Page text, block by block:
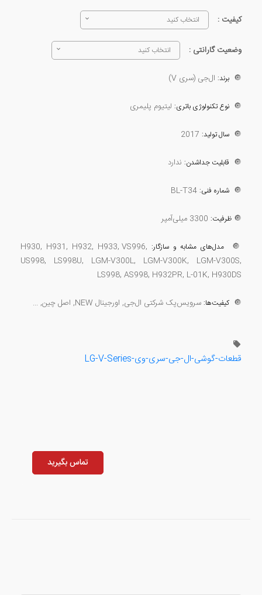
کیفیت : انتخاب کنید
وضعیت گارانتی : انتخاب کنید
🔘 برند: ال‌جی (سری V)
🔘 نوع تکنولوژی باتری: لیتیوم پلیمری
🔘 سال تولید:
🔘 قابلیت جداشدن: ندارد
🔘 شماره فنی:
🔘 ظرفیت:
🔘مدل‌های مشابه و سازگار: H930, H931, H932, H933, VS996,
US998, LS998U, LGM-V300L, LGM-V300K, LGM-V300S,
LS998, AS998, H932PR, L-01K, H930DS
🔘کیفیت‌ها: سرویس‌پک شرکتی ال‌جی, اورجینال NEW, اصل چین, ...
قطعات-گوشی-ال-جی-سری-وی-LG-V-Series
تماس بگیرید